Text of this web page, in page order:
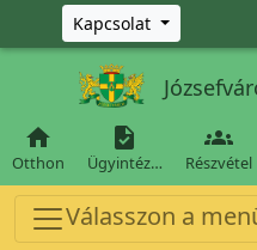
Ugrás a fő tartalomra
Kapcsolat

Otthon

Ügyintéz…

Részvétel
Válasszon a